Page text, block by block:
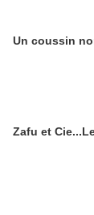
Un coussin
Zafu et